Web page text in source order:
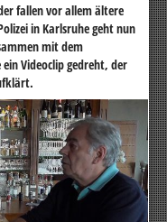
fallen vor allem ältere
in Karlsruhe geht nun
mit dem
Videoclip gedreht, der